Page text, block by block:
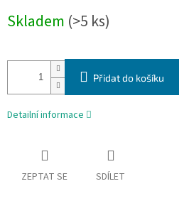
cena:
Skladem (>5 ks)
Přidat do košíku
Detailní informace
ZEPTAT SE SDÍLET